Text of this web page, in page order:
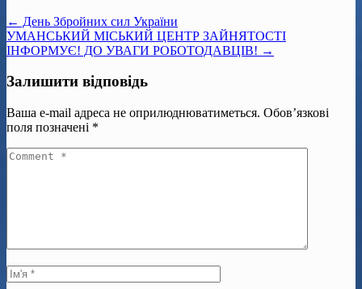
← День Збройних сил України
УМАНСЬКИЙ МІСЬКИЙ ЦЕНТР ЗАЙНЯТОСТІ
ІНФОРМУЄ! ДО УВАГИ РОБОТОДАВЦІВ! →
Залишити відповідь
Ваша e-mail адреса не оприлюднюватиметься. Обов’язкові
поля позначені *